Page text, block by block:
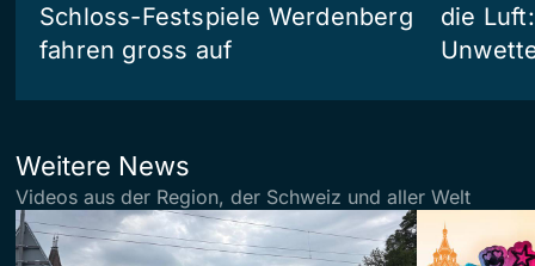
Schloss-Festspiele Werdenberg
fahren gross auf
die
Weitere News
Videos aus der Region, der Schweiz und aller Welt